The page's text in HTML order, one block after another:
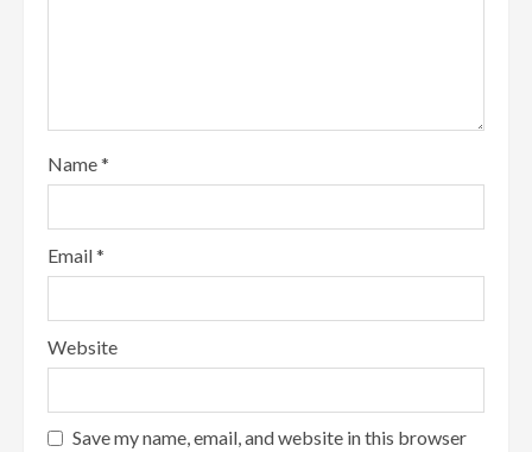
Name*
Email*
Website
Save my name, email, and website in this browser